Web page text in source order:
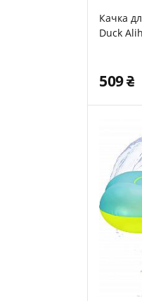
Качка
Duck
509